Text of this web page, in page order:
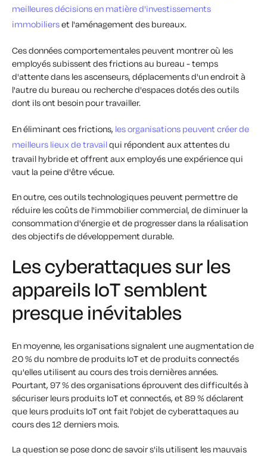
meilleures décisions en matière d'investissements
immobilierset l'aménagement des bureaux.
Ces données comportementales peuvent montrer où les
employés subissent des frictions au bureau - temps
d'attente dans les ascenseurs, déplacements d'un endroit à
l'autre du bureau ou recherche d'espaces dotés des outils
dont ils ont besoin pour travailler.
En éliminant ces frictions, les organisations peuvent créer de
meilleurs lieux de travailqui répondent aux attentes du
travail hybride et offrent aux employés une expérience qui
vaut la peine d'être vécue.
En outre, ces outils technologiques peuvent permettre de
réduire les coûts de l'immobilier commercial, de diminuer la
consommation d'énergie et de progresser dans la réalisation
des objectifs de développement durable.
Les cyberattaques sur les
appareils IoT semblent
presque inévitables
En moyenne, les organisations signalent une augmentation de
20 % du nombre de produits IoT et de produits connectés
qu'elles utilisent au cours des trois dernières années.
Pourtant, 97 % des organisations éprouvent des difficultés à
sécuriser leurs produits IoT et connectés, et 89 % déclarent
que leurs produits IoT ont fait l'objet de cyberattaques au
cours des 12 derniers mois.
La question se pose donc de savoir s'ils utilisent les mauvais